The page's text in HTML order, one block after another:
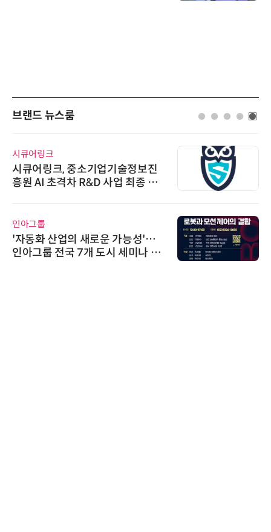
브랜드 뉴스룸
기술정보진
사업 최종 선
운 가능성'…
시 세미나 페
“특허분석도 AI와
'AX' 시대 본격화, 지
AI IP데이터분석사
에이블스토어
시놀로지, SK네트웍
상 보안 카메라 국내
트너십 체결